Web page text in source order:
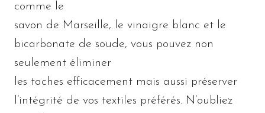
comme le
savon de Marseille, le vinaigre blanc et le
bicarbonate de soude, vous pouvez non
seulement éliminer
les taches efficacement mais aussi préserver
l’intégrité de vos textiles préférés. N’oubliez